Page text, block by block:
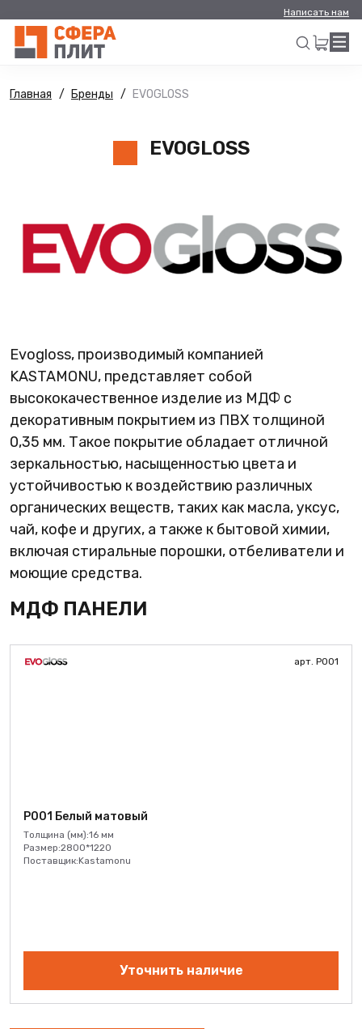
Написать нам
Главная Бренды EVOGLOSS
EVOGLOSS
Evogloss, производимый компанией
KASTAMONU, представляет собой
высококачественное изделие из МДФ с
декоративным покрытием из ПВХ толщиной
0,35 мм. Такое покрытие обладает отличной
зеркальностью, насыщенностью цвета и
устойчивостью к воздействию различных
органических веществ, таких как масла, уксус,
чай, кофе и других, а также к бытовой химии,
включая стиральные порошки, отбеливатели и
моющие средства.
МДФ ПАНЕЛИ
арт. Р001
Р001 Белый матовый
Толщина (мм):16 мм
Размер:2800*1220
Поставщик:Kastamonu
Уточнить наличие